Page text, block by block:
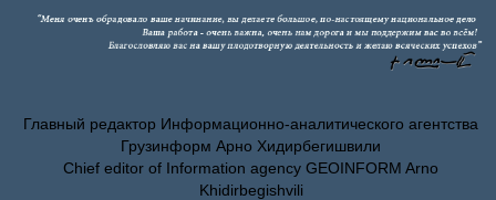
Главный редактор Информационно-аналитического агентства
Грузинформ Арно Хидирбегишвили
Chief editor of Information agency GEOINFORM Arno
Khidirbegishvili